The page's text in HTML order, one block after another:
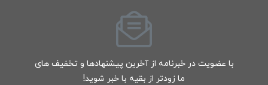
با عضویت در خبرنامه از آخرین پیشنهادها و تخفیف های
ما زودتر از بقیه با خبر شوید!